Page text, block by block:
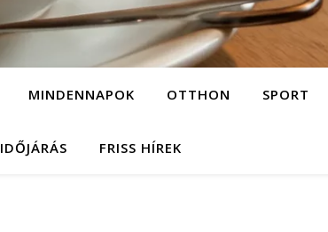
MINDENNAPOK OTTHON SPORT
IDŐJÁRÁS FRISS HÍREK